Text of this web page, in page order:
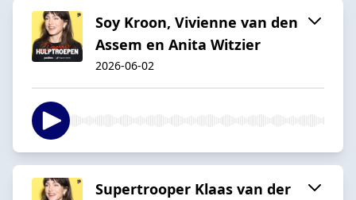
Soy Kroon, Vivienne van den
Assem en Anita Witzier
2026-06-02
Supertrooper Klaas van der